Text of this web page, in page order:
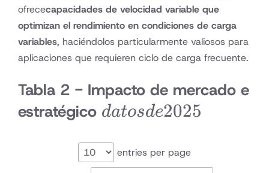
ofrececapacidades de velocidad variable que
optimizan el rendimiento en condiciones de carga
variables, haciéndolos particularmente valiosos para
aplicaciones que requieren ciclo de carga frecuente.
Tabla 2 - Impacto de mercado e
estratégico datos
2025
datosde2025
entries per page